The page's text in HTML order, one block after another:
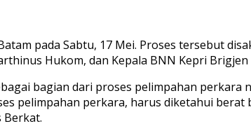
pada Sabtu, 17 Mei. Proses tersebut
Hukom, dan Kepala BNN Kepri Brigjen
bagian dari proses pelimpahan perkara
pelimpahan perkara, harus diketahui
Berkat.